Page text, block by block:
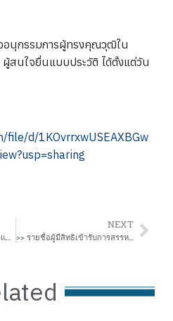
อนุกรรมการผู้ทรงคุณวุฒิใน
สนใจยื่นแบบประวัติ ได้ตั้งแต่วัน
file/d/1KOvrrxwUSEAXBGw
>> รับสมัครบุคคลในการสรรหาและเลือกสรรเป็นพนักงานราชการทั่วไป ตำแหน่งพนักงานพี่เลี้ยง สังกัด สพป.ขอนแก่น เขต 2 ปี 2567
NEXT
>> รายชื่อผู้มีสิทธิเข้ารับการสรรหาและเลือกสรรเป็นพนักงานราชการทั่วไป ตำแหน่งพนักงานพี่เลี้ยง สังกัด สพป.ขอนแก่น เขต 2 ปี พ.ศ. 2567